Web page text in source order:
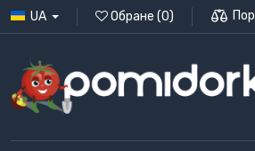
UA Обране (0)